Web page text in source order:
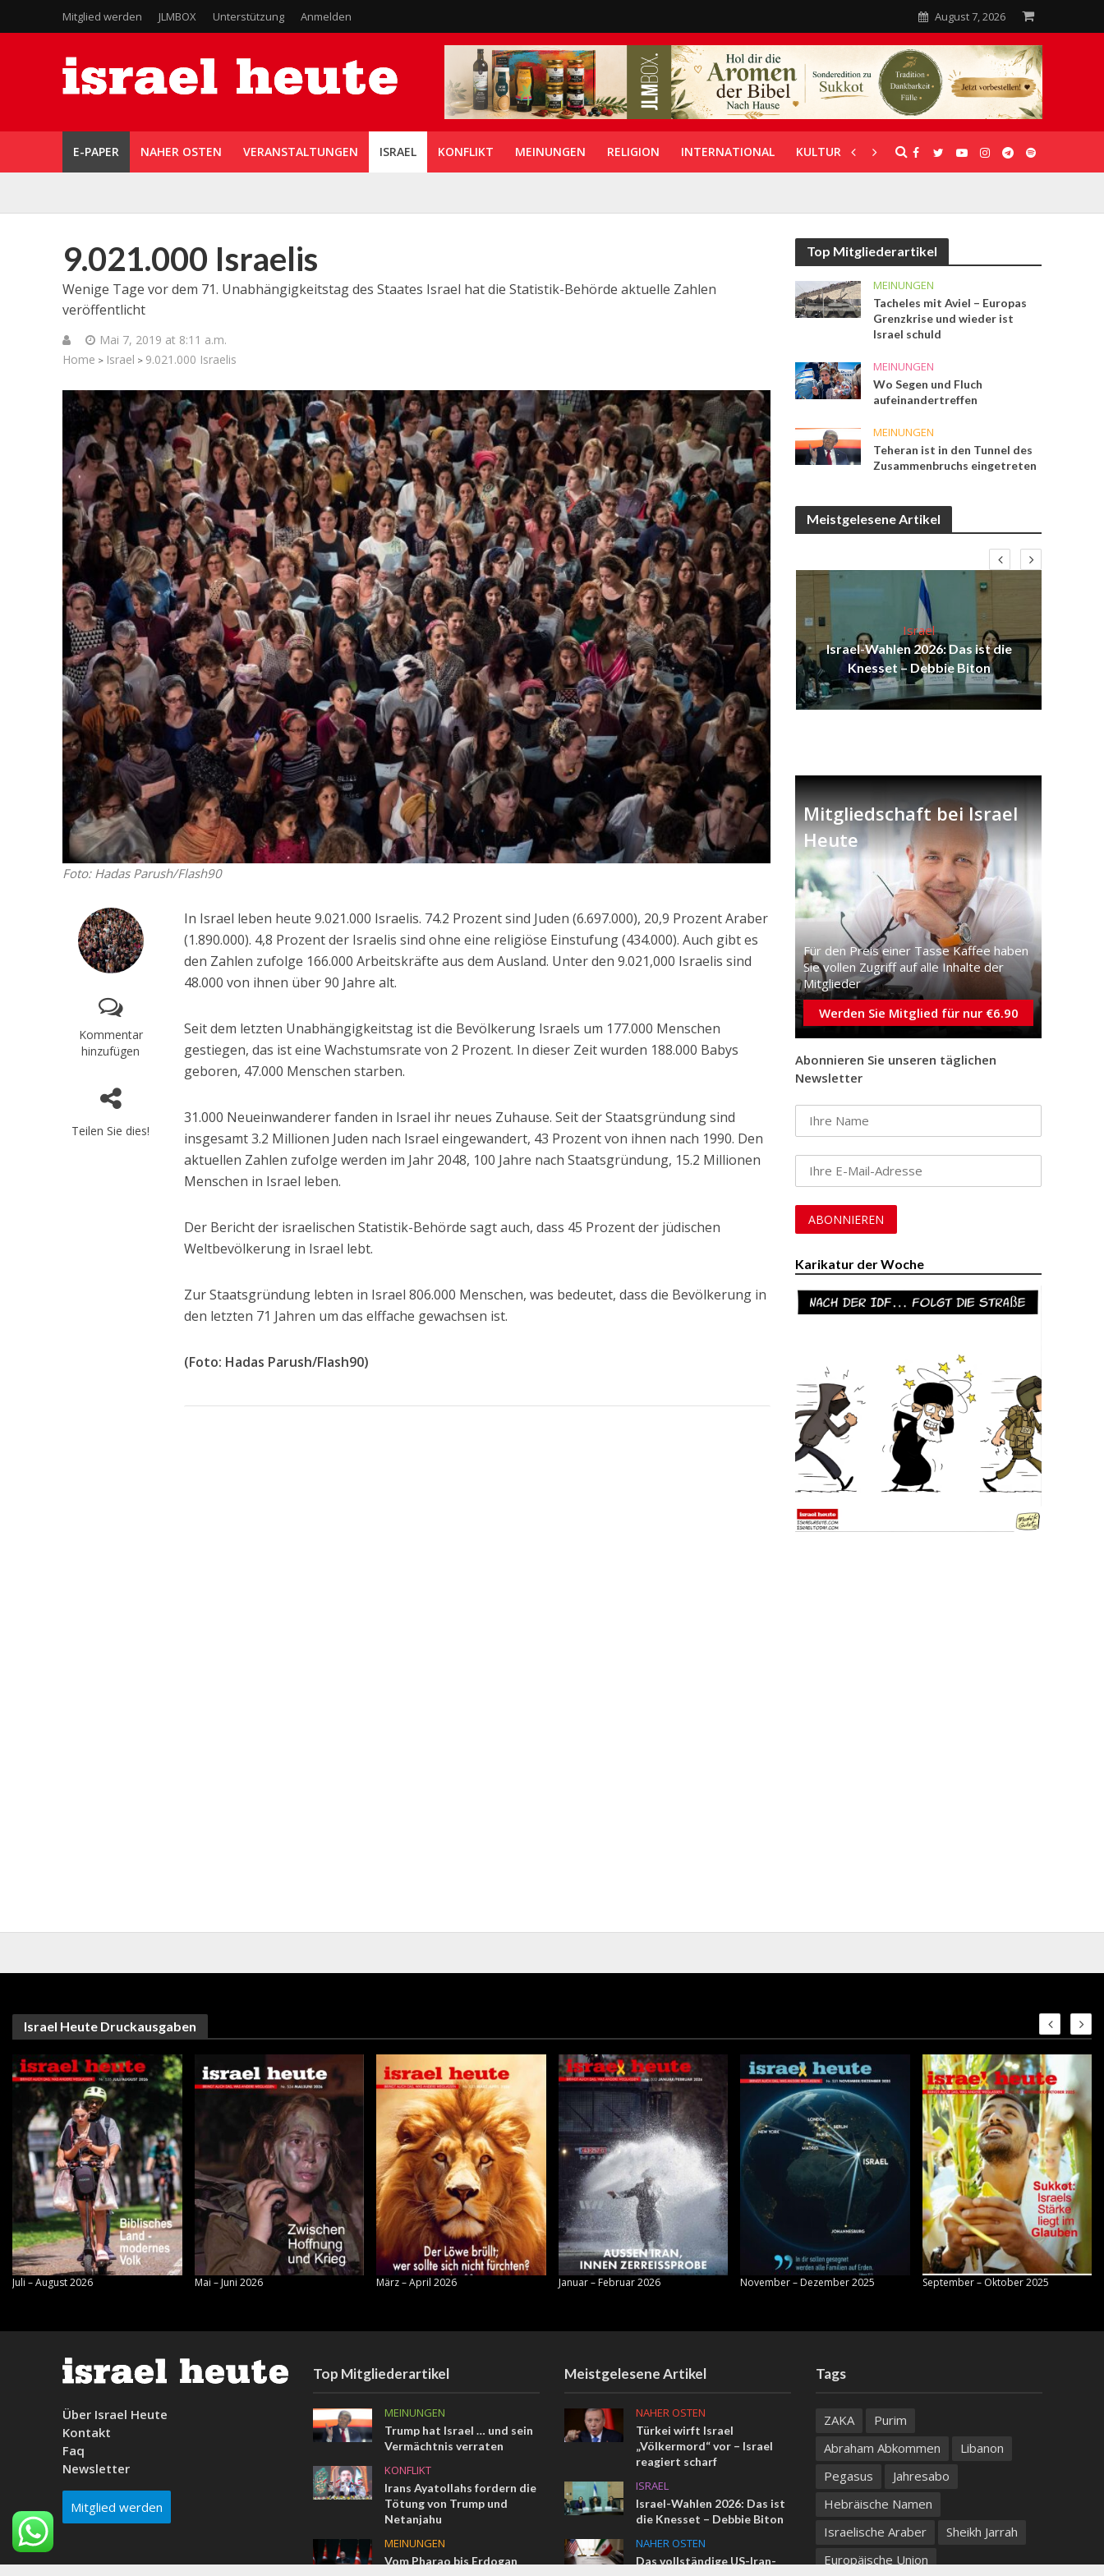
Mitglied werden JLMBOX Unterstützung Anmelden August 7, 2026
E-PAPER NAHER OSTEN VERANSTALTUNGEN ISRAEL KONFLIKT MEINUNGEN RELIGION INTERNATIONAL KULTUR UNTERSTÜTZUNG
9.021.000 Israelis
Wenige Tage vor dem 71. Unabhängigkeitstag des Staates Israel hat die Statistik-Behörde aktuelle Zahlen
veröffentlicht
Mai 7, 2019 at 8:11 a.m.
Home > Israel > 9.021.000 Israelis
Foto: Hadas Parush/Flash90
Kommentar
hinzufügen
Teilen Sie dies!
In Israel leben heute 9.021.000 Israelis. 74.2 Prozent sind Juden (6.697.000), 20,9 Prozent Araber
(1.890.000). 4,8 Prozent der Israelis sind ohne eine religiöse Einstufung (434.000). Auch gibt es
den Zahlen zufolge 166.000 Arbeitskräfte aus dem Ausland. Unter den 9.021,000 Israelis sind
48.000 von ihnen über 90 Jahre alt.
Seit dem letzten Unabhängigkeitstag ist die Bevölkerung Israels um 177.000 Menschen
gestiegen, das ist eine Wachstumsrate von 2 Prozent. In dieser Zeit wurden 188.000 Babys
geboren, 47.000 Menschen starben.
31.000 Neueinwanderer fanden in Israel ihr neues Zuhause. Seit der Staatsgründung sind
insgesamt 3.2 Millionen Juden nach Israel eingewandert, 43 Prozent von ihnen nach 1990. Den
aktuellen Zahlen zufolge werden im Jahr 2048, 100 Jahre nach Staatsgründung, 15.2 Millionen
Menschen in Israel leben.
Der Bericht der israelischen Statistik-Behörde sagt auch, dass 45 Prozent der jüdischen
Weltbevölkerung in Israel lebt.
Zur Staatsgründung lebten in Israel 806.000 Menschen, was bedeutet, dass die Bevölkerung in
den letzten 71 Jahren um das elffache gewachsen ist.
(Foto: Hadas Parush/Flash90)
Top Mitgliederartikel
MEINUNGEN
Tacheles mit Aviel – Europas
Grenzkrise und wieder ist
Israel schuld
MEINUNGEN
Wo Segen und Fluch
aufeinandertreffen
MEINUNGEN
Teheran ist in den Tunnel des
Zusammenbruchs eingetreten
Meistgelesene Artikel
Israel
Israelische Wahlen 2026: Das ist
die Knesset – Vladimir Beliak
Israel
Israelische Wahlen 2026: Das ist
die Knesset – Moshe Abutbul
Israel
Israel-Wahlen 2026: Das ist die
Knesset – Debbie Biton
Mitgliedschaft bei Israel
Heute
Für den Preis einer Tasse Kaffee haben
Sie vollen Zugriff auf alle Inhalte der
Mitglieder
Werden Sie Mitglied für nur €6.90
Abonnieren Sie unseren täglichen
Newsletter
Karikatur der Woche
Israel Heute Druckausgaben
Juli – August 2026 Mai – Juni 2026 März – April 2026 Januar – Februar 2026 November – Dezember 2025 September – Oktober 2025
Über Israel Heute
Kontakt
Faq
Newsletter
Mitglied werden
Top Mitgliederartikel
MEINUNGEN
Trump hat Israel … und sein
Vermächtnis verraten
KONFLIKT
Irans Ayatollahs fordern die
Tötung von Trump und
Netanjahu
MEINUNGEN
Vom Pharao bis Erdogan
Meistgelesene Artikel
NAHER OSTEN
Türkei wirft Israel
„Völkermord“ vor – Israel
reagiert scharf
ISRAEL
Israel-Wahlen 2026: Das ist
die Knesset – Debbie Biton
NAHER OSTEN
Das vollständige US-Iran-
Tags
ZAKA
Purim
Abraham Abkommen
Libanon
Pegasus
Jahresabo
Hebräische Namen
Israelische Araber
Sheikh Jarrah
Europäische Union